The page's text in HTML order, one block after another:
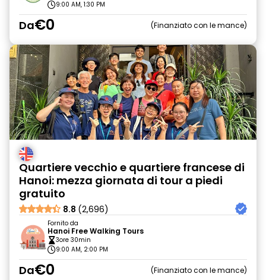
9:00 AM, 1:30 PM
Da€0 Finanziato con le mance
Quartiere vecchio e quartiere francese di
Hanoi: mezza giornata di tour a piedi
gratuito
8.8 (2,696)
Fornito da
Hanoi Free Walking Tours
3ore 30min
9:00 AM, 2:00 PM
Da€0 Finanziato con le mance